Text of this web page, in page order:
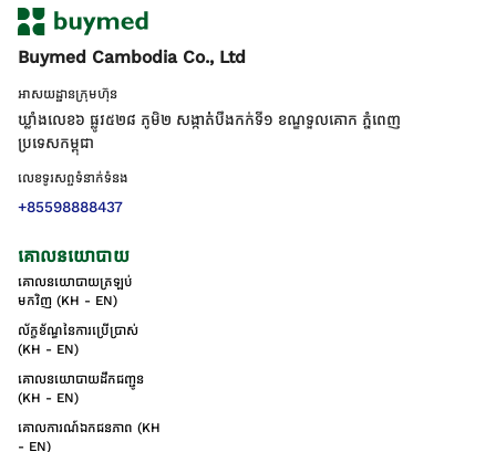
Buymed Cambodia Co., Ltd
អាសយដ្ឋានក្រុមហ៊ុន
ឃ្លាំងលេខ៦ ផ្លូវ៥២៨ ភូមិ២ សង្កាត់់បឹងកក់ទី១ ខណ្ឌទួលគោក ភ្នំពេញ
ប្រទេសកម្ពុជា
លេខទូរសព្ទទំនាក់ទំនង
+85598888437
គោលនយោបាយ
គោលនយោបាយត្រឡប់
មកវិញ (KH - EN)
ល័ក្ខខ័ណ្ឌនៃការប្រើប្រាស់
(KH - EN)
គោលនយោបាយដឹកជញ្ជូន
(KH - EN)
គោលការណ៍ឯកជនភាព (KH
- EN)